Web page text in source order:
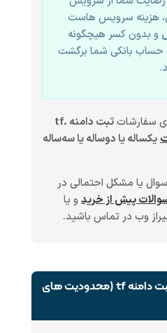
هزینه سرویس هاست
و بدون کسر هیچگونه
حساب بانکی شما برگشت
سفارشاتثبت دامنه .tf
یکساله یا دوساله یا سه‌ساله
یا مشکل احتمالی در
پیش از خریدو یا
وب در تماس باشید.
شرایط و قوانین عمومی ثبت دامنه tf (محدودیت های